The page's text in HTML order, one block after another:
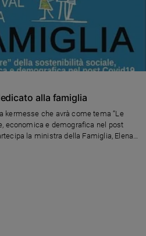
alla famiglia
kermesse che avrà come tema “Le
economica e demografica nel post
la ministra della Famiglia, Elena